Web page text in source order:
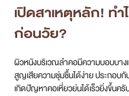
เปิดสาเหตุหลัก! ท
ก่อนวัย?
ผิวหนังบริเวณลำคอมีความบอบบา
สูญเสียความชุ่มชื้นได้ง่าย ประกอบกั
เกิดปัญหาคอเหี่ยวย่นได้เร็วยิ่งขึ้นครั